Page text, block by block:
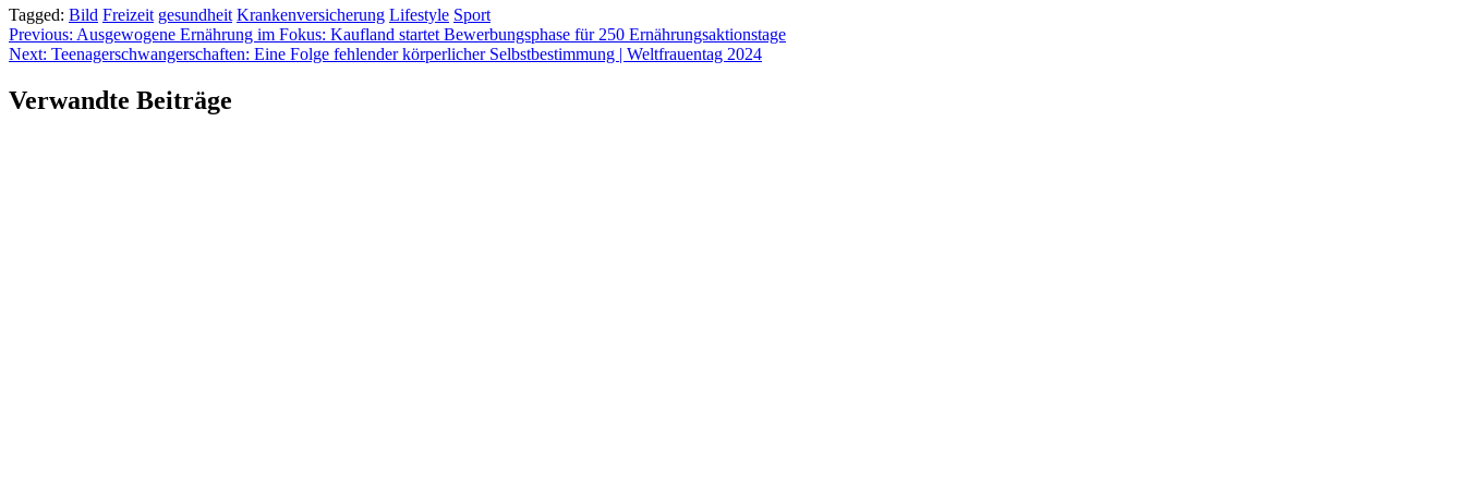
Tagged: Bild Freizeit gesundheit Krankenversicherung Lifestyle Sport
Beitragsnavigation
Previous: Ausgewogene Ernährung im Fokus: Kaufland startet Bewerbungsphase für 250 Ernährungsaktionstage
Next: Teenagerschwangerschaften: Eine Folge fehlender körperlicher Selbstbestimmung | Weltfrauentag 2024
Verwandte Beiträge